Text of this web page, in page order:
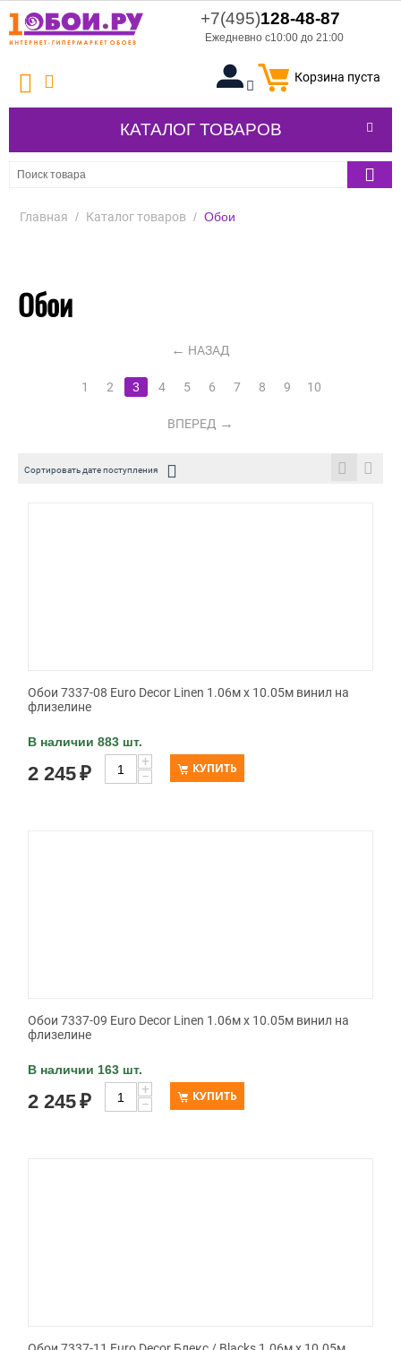
+7(495)128-48-87
Ежедневно с10:00 до 21:00
Корзина пуста
КАТАЛОГ ТОВАРОВ
Главная / Каталог товаров / Обои
Обои
НАЗАД
1 2 3 4 5 6 7 8 9 10
ВПЕРЕД
Сортировать дате поступления
Обои 7337-08 Euro Decor Linen 1.06м x 10.05м винил на
флизелине
В наличии 883 шт.
2 245₽
+
−
КУПИТЬ
Обои 7337-09 Euro Decor Linen 1.06м x 10.05м винил на
флизелине
В наличии 163 шт.
2 245₽
+
−
КУПИТЬ